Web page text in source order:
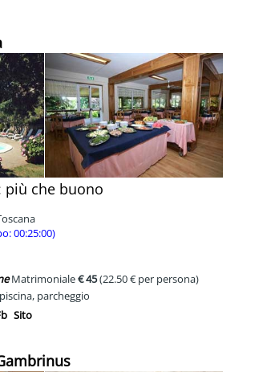
più che buono
00:25:00)
Matrimoniale€ 45(22.50 € per persona)
parcheggio
Sito